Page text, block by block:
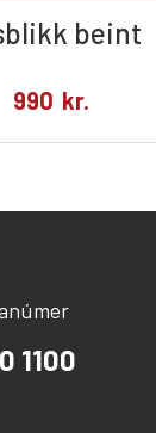
beint
990 kr.
1100